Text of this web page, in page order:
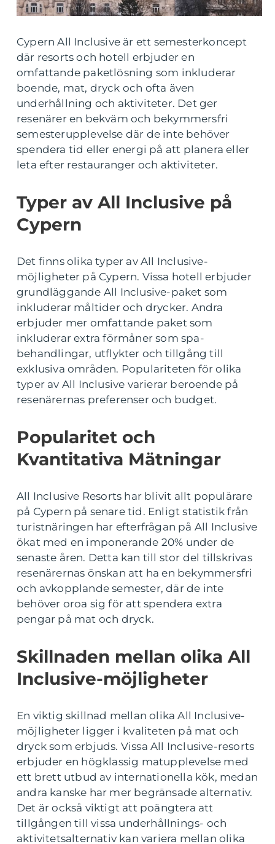
Cypern All Inclusive är ett semesterkoncept
där resorts och hotell erbjuder en
omfattande paketlösning som inkluderar
boende, mat, dryck och ofta även
underhållning och aktiviteter. Det ger
resenärer en bekväm och bekymmersfri
semesterupplevelse där de inte behöver
spendera tid eller energi på att planera eller
leta efter restauranger och aktiviteter.
Typer av All Inclusive på
Cypern
Det finns olika typer av All Inclusive-
möjligheter på Cypern. Vissa hotell erbjuder
grundläggande All Inclusive-paket som
inkluderar måltider och drycker. Andra
erbjuder mer omfattande paket som
inkluderar extra förmåner som spa-
behandlingar, utflykter och tillgång till
exklusiva områden. Populariteten för olika
typer av All Inclusive varierar beroende på
resenärernas preferenser och budget.
Popularitet och
Kvantitativa Mätningar
All Inclusive Resorts har blivit allt populärare
på Cypern på senare tid. Enligt statistik från
turistnäringen har efterfrågan på All Inclusive
ökat med en imponerande 20% under de
senaste åren. Detta kan till stor del tillskrivas
resenärernas önskan att ha en bekymmersfri
och avkopplande semester, där de inte
behöver oroa sig för att spendera extra
pengar på mat och dryck.
Skillnaden mellan olika All
Inclusive-möjligheter
En viktig skillnad mellan olika All Inclusive-
möjligheter ligger i kvaliteten på mat och
dryck som erbjuds. Vissa All Inclusive-resorts
erbjuder en högklassig matupplevelse med
ett brett utbud av internationella kök, medan
andra kanske har mer begränsade alternativ.
Det är också viktigt att poängtera att
tillgången till vissa underhållnings- och
aktivitetsalternativ kan variera mellan olika